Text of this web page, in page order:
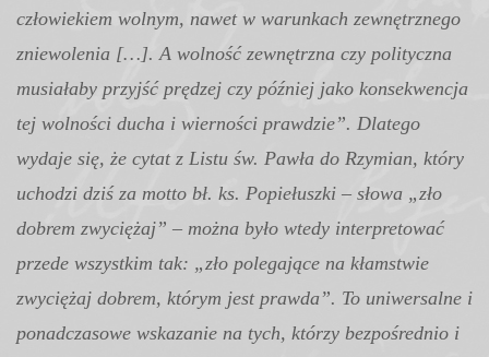
człowiekiem wolnym, nawet w warunkach zewnętrznego
zniewolenia […]. A wolność zewnętrzna czy polityczna
musiałaby przyjść prędzej czy później jako konsekwencja
tej wolności ducha i wierności prawdzie”. Dlatego
wydaje się, że cytat z Listu św. Pawła do Rzymian, który
uchodzi dziś za motto bł. ks. Popiełuszki – słowa „zło
dobrem zwyciężaj” – można było wtedy interpretować
przede wszystkim tak: „zło polegające na kłamstwie
zwyciężaj dobrem, którym jest prawda”. To uniwersalne i
ponadczasowe wskazanie na tych, którzy bezpośrednio i